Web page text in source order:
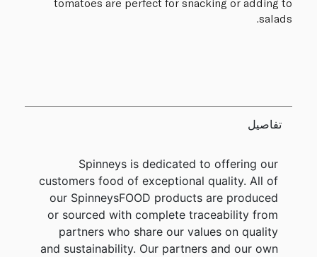
tomatoes are perfect for snacking or adding to
salads.
تفاصيل
Spinneys is dedicated to offering our
customers food of exceptional quality. All of
our SpinneysFOOD products are produced
or sourced with complete traceability from
partners who share our values on quality
and sustainability. Our partners and our own